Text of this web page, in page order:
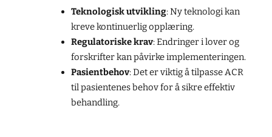
Teknologisk utvikling: Ny teknologi kan
kreve kontinuerlig opplæring.
Regulatoriske krav: Endringer i lover og
forskrifter kan påvirke implementeringen.
Pasientbehov: Det er viktig å tilpasse ACR
til pasientenes behov for å sikre effektiv
behandling.